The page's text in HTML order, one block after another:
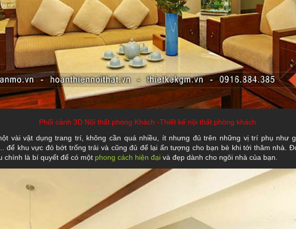
Phối cảnh 3D Nội thất phòng Khách -Thiết kế nội thất phòng khách
vài vật dụng trang trí, không cần quá nhiều, ít nhưng đủ trên những vị trí phụ như
để khu vực đó bớt trống trải và cũng đủ để lại ấn tượng cho bạn bè khi tới thăm nhà.
chính là bí quyết để có một phong cách hiện đại và đẹp dành cho ngôi nhà của bạn.